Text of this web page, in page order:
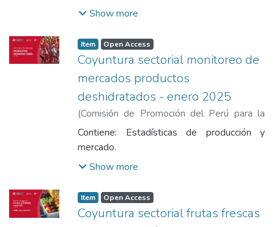
en las exportaciones no tradicionales, fueron
304 millones / +18,0%), pesquero (USD
178 millones / +38,2%), químico (USD 159
millones / +0,1%), metalúrgico (USD 151
millones / +24,8%).
y el Turismo
Show more
Item Open Access
Coyuntura sectorial monitoreo de
mercados productos
deshidratados - enero 2025
(Comisión de Promoción del Perú para la
Exportación y el Turismo,2025-01)
Comisión de Promoción del Perú para la
Contiene: Estadísticas de producción y
mercado.
Show more
Item Open Access
Coyuntura sectorial frutas frescas